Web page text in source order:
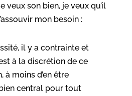
veux son bien, je veux qu’il
mon besoin :
il y a contrainte et
à la discrétion de ce
à moins d’en être
central pour tout